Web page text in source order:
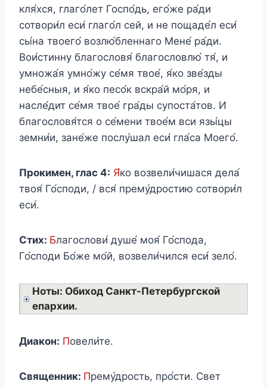
кля́хся, глаго́лет Госпо́дь, его́же ра́ди
сотвори́л еси́ глаго́л сей, и не пощаде́л еси́
сы́на твоего́ возлю́бленнаго Мене́ ра́ди.
Вои́стинну благословя́ благословлю́ тя́, и
умножа́я умно́жу се́мя твое́, я́ко зве́зды
небе́сныя, и я́ко песо́к вскра́й мо́ря, и
насле́дит се́мя твое́ гра́ды супоста́тов. И
благословя́тся о се́мени твое́м вси язы́цы
земни́и, зане́же послу́шал еси́ гла́са Моего́.
Прокимен, глас 4: Я́ко возвели́чишася дела́
твоя́ Го́споди, / вся́ прему́дростию сотвори́л
еси́.
Стих: Благослови́ душе́ моя́ Го́спода,
Го́споди Бо́же мо́й, возвели́чился еси́ зело́.
Ноты: Обиход Санкт-Петербургской
епархии.
Диакон: Повели́те.
Священник: Прему́дрость, про́сти. Свет